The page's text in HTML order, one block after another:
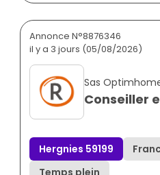
Annonce N°8876346
il y a 3 jours (05/08/2026)
Sas
Conseiller
Hergnies 59199
Temps plein